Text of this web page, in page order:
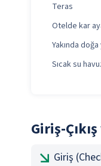
Teras
Otelde kar
Yakında
Sıcak su
Giriş-
Giriş